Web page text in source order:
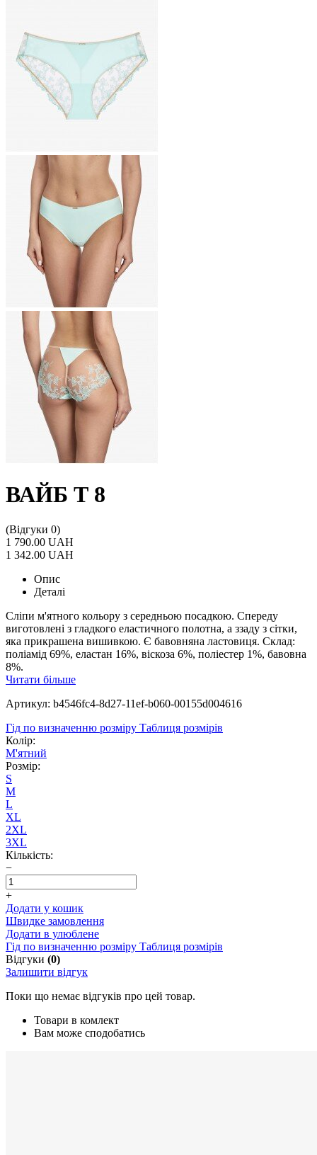
ВАЙБ Т 8
(Відгуки 0)
1 790.00 UAH
1 342.00 UAH
Опис
Деталі
Сліпи м'ятного кольору з середньою посадкою. Спереду
виготовлені з гладкого еластичного полотна, а ззаду з сітки,
яка прикрашена вишивкою. Є бавовняна ластовиця. Склад:
поліамід 69%, еластан 16%, віскоза 6%, поліестер 1%, бавовна
8%.
Читати більше
Артикул: b4546fc4-8d27-11ef-b060-00155d004616
Гід по визначенню розміру Таблиця розмірів
Колір:
М'ятний
Розмір:
S
M
L
XL
2XL
3XL
Кількість:
−
+
Додати у кошик
Швидке замовлення
Додати в улюблене
Гід по визначенню розміру Таблиця розмірів
Відгуки (0)
Залишити відгук
Поки що немає відгуків про цей товар.
Товари в комлект
Вам може сподобатись